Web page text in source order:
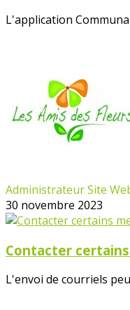
L'application
Administrateur Site
30 novembre 2023
Contacter
L'envoi de courriels